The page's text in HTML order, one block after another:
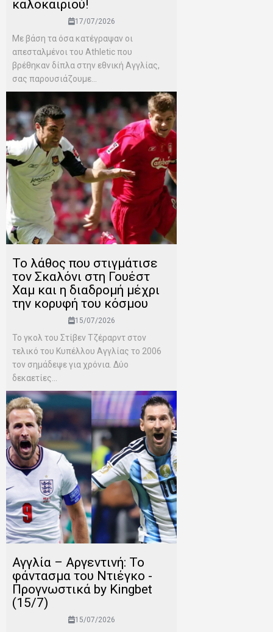
καλοκαιριού!
17/07/2026
Mε βάση τα όσα κατέγραψαν οι
απεσταλμένοι του Αthletic που
βρέθηκαν δίπλα στην εθνική Αγγλίας,
σας παρουσιάζουμε...
Το λάθος που στιγμάτισε
τον Σκαλόνι στη Γουέστ
Χαμ και η διαδρομή μέχρι
την κορυφή του κόσμου
15/07/2026
Το γκολ του Στίβεν Τζέραρντ στον
τελικό του Κυπέλλου Αγγλίας το 2006
τον σημάδεψε για χρόνια. Δύο
δεκαετίες...
Αγγλία – Αργεντινή: Το
φάντασμα του Ντιέγκο -
Προγνωστικά by Kingbet
(15/7)
15/07/2026